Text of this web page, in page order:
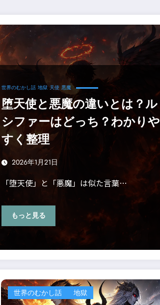
世界のむかし話 地獄 天使 悪魔
堕天使と悪魔の違いとは？ル
シファーはどっち？わかりや
すく整理
2026年1月21日
「堕天使」と「悪魔」は似た言葉…
もっと見る
世界のむかし話 地獄